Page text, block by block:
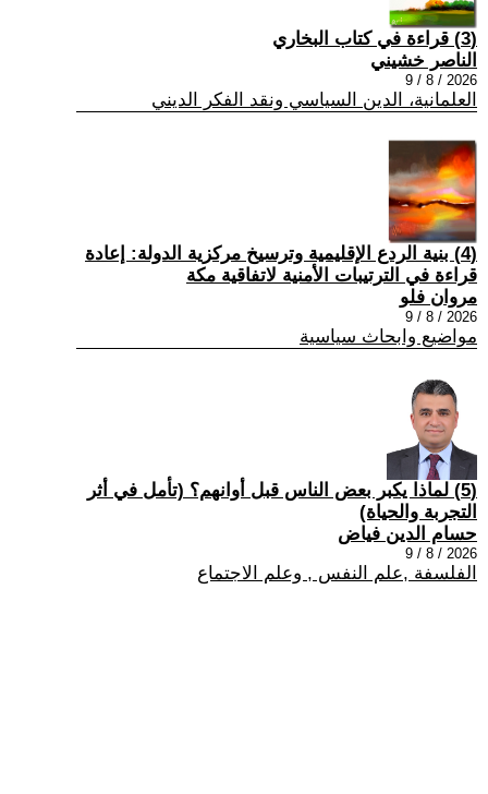
(3) قراءة في كتاب البخاري
الناصر خشيني
2026 / 8 / 9
العلمانية، الدين السياسي ونقد الفكر الديني
(4) بنية الردع الإقليمية وترسيخ مركزية الدولة: إعادة
قراءة في الترتيبات الأمنية لاتفاقية مكة
مروان فلو
2026 / 8 / 9
مواضيع وابحاث سياسية
(5) لماذا يكبر بعض الناس قبل أوانهم؟ (تأمل في أثر
التجربة والحياة)
حسام الدين فياض
2026 / 8 / 9
الفلسفة ,علم النفس , وعلم الاجتماع